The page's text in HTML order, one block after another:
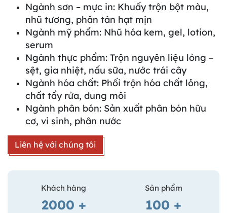
Ngành sơn – mực in: Khuấy trộn bột màu,
nhũ tương, phân tán hạt mịn
Ngành mỹ phẩm: Nhũ hóa kem, gel, lotion,
serum
Ngành thực phẩm: Trộn nguyên liệu lỏng –
sệt, gia nhiệt, nấu sữa, nước trái cây
Ngành hóa chất: Phối trộn hóa chất lỏng,
chất tẩy rửa, dung môi
Ngành phân bón: Sản xuất phân bón hữu
cơ, vi sinh, phân nước
Liên hệ với chúng tôi
Khách hàng
2000 +
Sản phẩm
100 +